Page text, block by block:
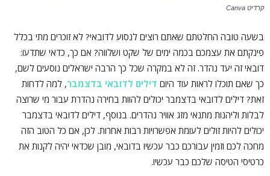
קרדיט Canva
בשעה טובה החלטתם שאתם רוצים לנסוע לדובאי? לא זוכרים מתי בכלל
פינקתם את עצמכם בכמה ימים של שקט ושלווה? אם כך, כדאי שתדעו:
דובאי זה יעד נהדר. זה לא במקרה שכל כך הרבה ישראלים נוסעים לשם,
כך שאם תוכלו לראות עוד היום דילים לדובאי בדצמבר, למה לדחות
זאת? דילים לדובאי בדצמבר יכולים להוות בחירה נהדרת עבור מי שרוצה
לבלות וליהנות מתנאי מזג אוויר נהדרים. בנוסף, דילים לדובאי בדצמבר
יכולים להיות זולים לעומת אפשרויות רבות אחרות. לכן, אם כל הטוב הזה
מחכה לכם וזמין עבורכם כבר עכשיו בדובאי, מובן שכדאי יהיה לקנות את
כרטיסי הטיסה שלכם כבר עכשיו.